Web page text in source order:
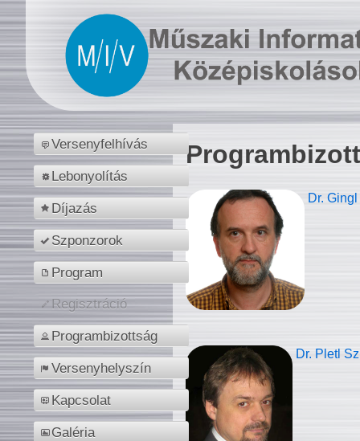
Versenyfelhívás
Lebonyolítás
Díjazás
Szponzorok
Program
Regisztráció
Programbizottság
Versenyhelyszín
Kapcsolat
Galéria
Dr.
Dr. Pletl